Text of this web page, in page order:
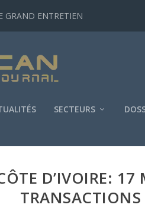
GRAND ENTRETIEN
SECTEURS
D’IVOIRE: 17